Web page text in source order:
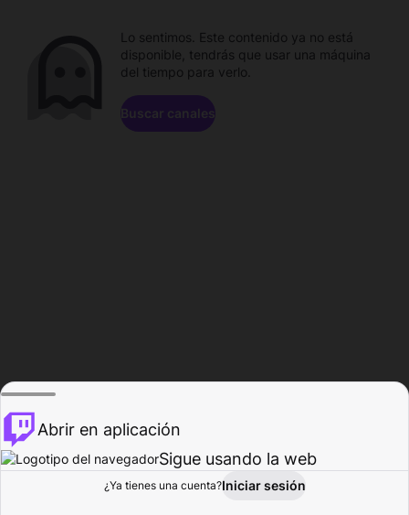
Explorar Actividad
Lo sentimos. Este contenido ya no está
disponible, tendrás que usar una máquina
del tiempo para verlo.
Buscar canales
Abrir en aplicación
Sigue usando la web
¿Ya tienes una cuenta?Iniciar sesión